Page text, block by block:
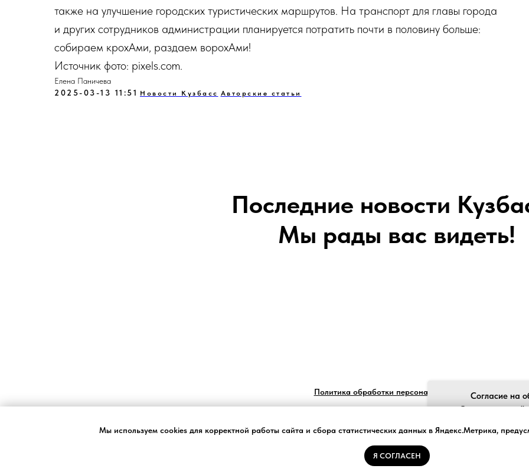
также на улучшение городских туристических маршрутов. На транспорт для главы города
и других сотрудников администрации планируется потратить почти в половину больше:
собираем крохАми, раздаем ворохАми!
Источник фото: pixels.com.
Елена Паничева
2025-03-13 11:51 Новости Кузбасс Авторские статьи
Последние новости
Мы рады вас видеть!
Политика обработки персональных данныхСогласие на
Ставя отметку
законом №152-ФЗ
Мы используем cookies для корректной работы сайта и сбора статистических данных в Яндекс.Метрика,
Я СОГЛАСЕН
Made on Tilda